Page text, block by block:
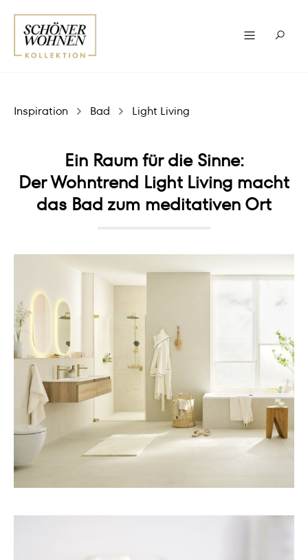
Inspiration Bad Light Living
Ein Raum für die Sinne:
Der Wohntrend Light Living macht
das Bad zum meditativen Ort